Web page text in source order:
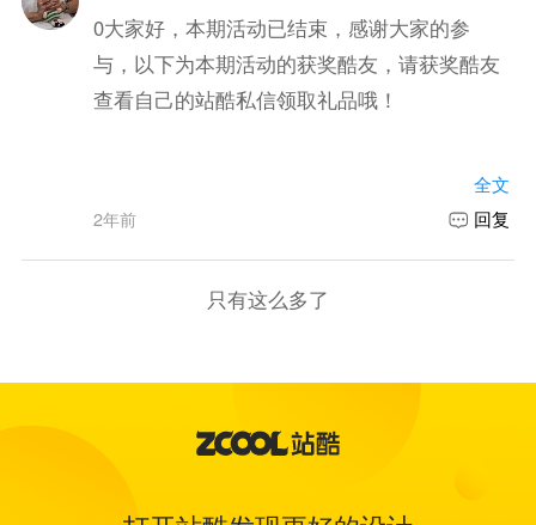
0大家好，本期活动已结束，感谢大家的参
与，以下为本期活动的获奖酷友，请获奖酷友
查看自己的站酷私信领取礼品哦！
完成10次日画：
不学习就没饭吃
全文
2年前 回复
只有这么多了